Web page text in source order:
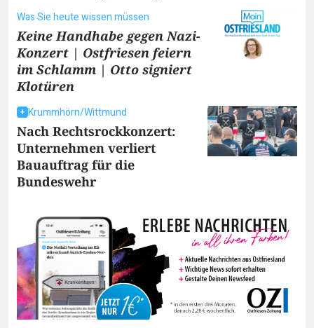
Was Sie heute wissen müssen
Keine Handhabe gegen Nazi-
Konzert | Ostfriesen feiern
im Schlamm | Otto signiert
Klotüren
Krummhörn/Wittmund
Nach Rechtsrockkonzert:
Unternehmen verliert
Bauauftrag für die
Bundeswehr